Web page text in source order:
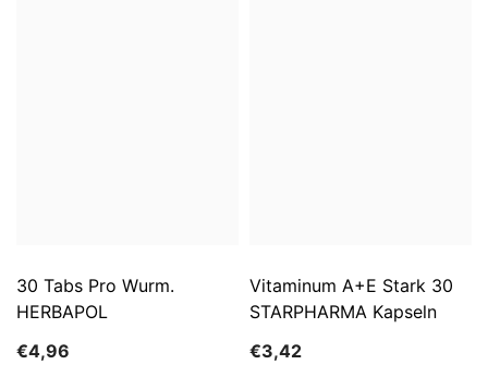
30 Tabs Pro Wurm.
HERBAPOL
€4,96
Vitaminum A+E Stark 30
STARPHARMA Kapseln
€3,42